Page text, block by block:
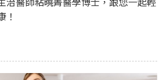
治醫師粘曉菁醫學博士，跟您一起輕
！